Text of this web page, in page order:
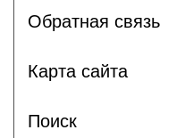
Обратная связь
Карта сайта
Поиск